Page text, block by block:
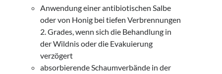
Anwendung einer antibiotischen Salbe
oder von Honig bei tiefen Verbrennungen
2. Grades, wenn sich die Behandlung in
der Wildnis oder die Evakuierung
verzögert
absorbierende Schaumverbände in der